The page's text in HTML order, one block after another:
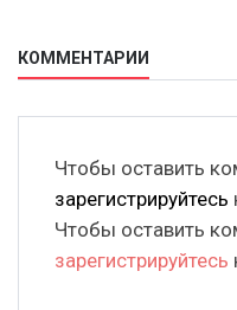
КОММЕНТАРИИ
Чтобы оставить
зарегистрируйтесь
Чтобы оставить
зарегистрируйтесь